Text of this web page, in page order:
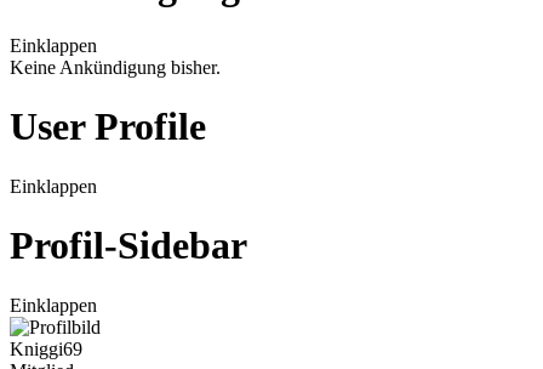
Einklappen
Keine Ankündigung bisher.
User Profile
Einklappen
Profil-Sidebar
Einklappen
Kniggi69